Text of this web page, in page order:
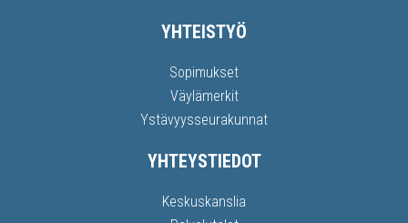
YHTEISTYÖ
Sopimukset
Väylämerkit
Ystävyysseurakunnat
YHTEYSTIEDOT
Keskuskanslia